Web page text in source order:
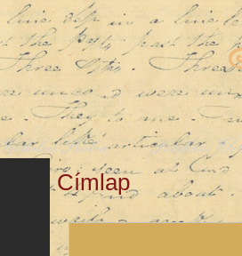
Irodalmi Szalon Színházi
Jelenlegi hely
Címlap